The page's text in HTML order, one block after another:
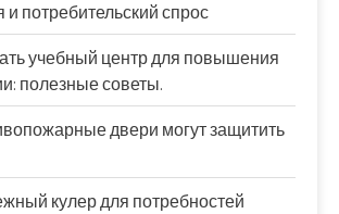
потребительский спрос
учебный центр для повышения
полезные советы.
двери могут защитить
кулер для потребностей